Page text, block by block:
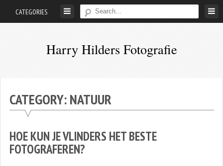
CATEGORIES
Harry Hilders Fotografie
Hilders
CATEGORY:NATUUR
HOE KUN JE VLINDERS HET BESTE
FOTOGRAFEREN?